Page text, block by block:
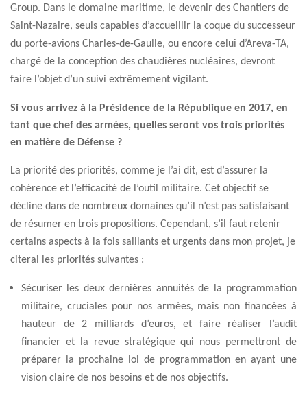
Group. Dans le domaine maritime, le devenir des Chantiers de
Saint-Nazaire, seuls capables d’accueillir la coque du successeur
du porte-avions Charles-de-Gaulle, ou encore celui d’Areva-TA,
chargé de la conception des chaudières nucléaires, devront
faire l’objet d’un suivi extrêmement vigilant.
Si vous arrivez à la Présidence de la République en 2017, en
tant que chef des armées, quelles seront vos trois priorités
en matière de Défense ?
La priorité des priorités, comme je l’ai dit, est d’assurer la
cohérence et l’efficacité de l’outil militaire. Cet objectif se
décline dans de nombreux domaines qu’il n’est pas satisfaisant
de résumer en trois propositions. Cependant, s’il faut retenir
certains aspects à la fois saillants et urgents dans mon projet, je
citerai les priorités suivantes :
Sécuriser les deux dernières annuités de la programmation
militaire, cruciales pour nos armées, mais non financées à
hauteur de 2 milliards d’euros, et faire réaliser l’audit
financier et la revue stratégique qui nous permettront de
préparer la prochaine loi de programmation en ayant une
vision claire de nos besoins et de nos objectifs.